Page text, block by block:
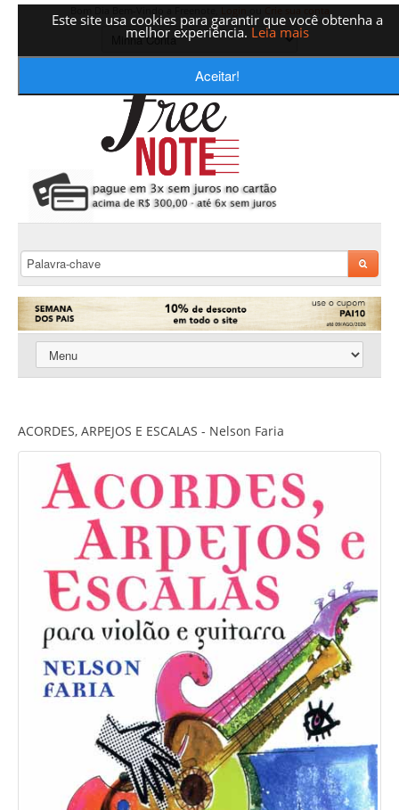
Este site usa cookies para garantir que você obtenha a
melhor experiência. Leia mais
Aceitar!
ACORDES, ARPEJOS E ESCALAS - Nelson Faria